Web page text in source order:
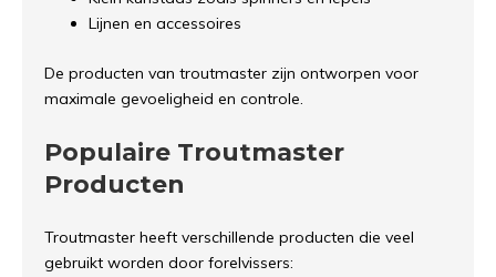
Lijnen en accessoires
De producten van troutmaster zijn ontworpen voor
maximale gevoeligheid en controle.
Populaire Troutmaster
Producten
Troutmaster heeft verschillende producten die veel
gebruikt worden door forelvissers: